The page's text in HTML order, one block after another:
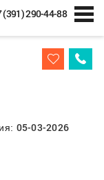
(391) 290-44-88
05-03-2026